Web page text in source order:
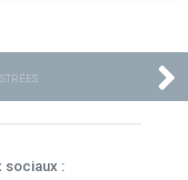
sociaux :